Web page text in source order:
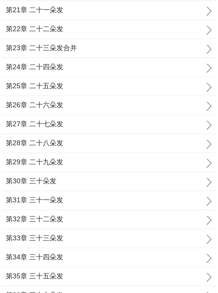
第21章 二十一朵发
第22章 二十二朵发
第23章 二十三朵发合并
第24章 二十四朵发
第25章 二十五朵发
第26章 二十六朵发
第27章 二十七朵发
第28章 二十八朵发
第29章 二十九朵发
第30章 三十朵发
第31章 三十一朵发
第32章 三十二朵发
第33章 三十三朵发
第34章 三十四朵发
第35章 三十五朵发